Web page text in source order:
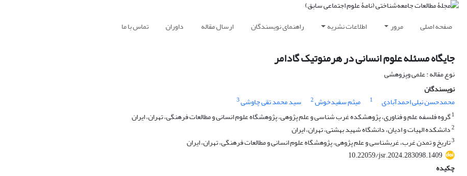
صفحه اصلی مرور اطلاعات نشریه راهنمای نویسندگان ارسال مقاله داوران تماس با ما
جایگاه مسئله علوم انسانی در هرمنوتیک گادامر
نوع مقاله : علمی وپزوهشی
نویسندگان
محمدحسن نیلی احمدآبادی
1 میثم سفیدخوش2 سید محمد تقی چاوشی3
1گروه فلسفه علم و فناوری، پژوهشکده غرب شناسی و علم پژوهی، پژوهشگاه علوم انسانی و مطالعات فرهنگی، تهران، ایران
2دانشکده الهیات و ادیان، دانشگاه شهید بهشتی، تهران، ایران
3تاریخ و تمدن غرب، غربشناسی و علم پژوهی، پژوهشگاه علوم انسانی و مطالعات فرهنگی، تهران، ایران
10.22059/jsr.2024.283098.1409
چکیده